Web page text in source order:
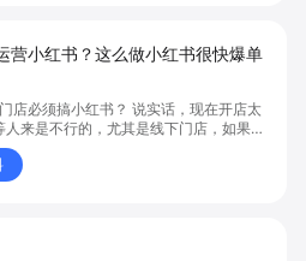
营小红书？这么做小红书很快爆单
店必须搞小红书？ 说实话，现在开店太
人来是不行的，尤其是线下门店，如果你
红书，那真的就是“闭着眼放弃客流”🚪